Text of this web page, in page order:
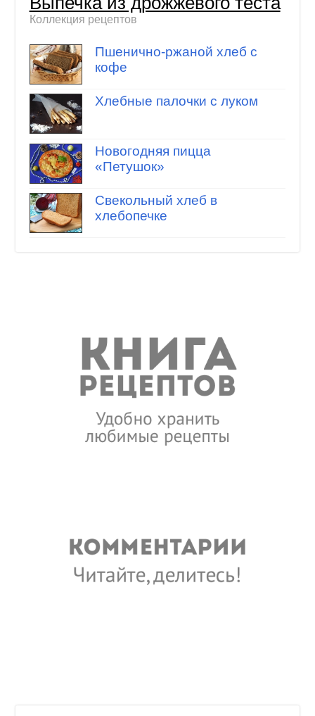
Коллекция рецептов
Пшенично-ржаной хлеб с
кофе
Хлебные палочки с луком
Новогодняя пицца
«Петушок»
Свекольный хлеб в
хлебопечке